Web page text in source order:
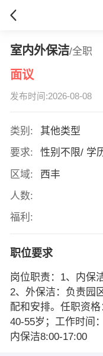
室内外保洁/全职
面议
发布时间:2026-08-08
类别:
其他类型
要求:
性别不限/ 学
区域:
西丰
人数:
福利:
职位要求
岗位职责：1、内保
2、外保洁：负责园
配和安排。任职资
40-55岁；工作时间
内保洁8:00-17:00